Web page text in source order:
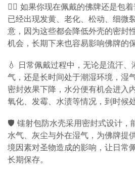
😶‍🌫️ 如果你现在佩戴的佛牌还是包
已经出现发黄、老化、松动、细微
意，因为这些都会降低外壳的密封
机会，长期下来也容易影响佛牌的
💧 日常佩戴过程中，无论是流汗
气，还是长时间处于潮湿环境，湿
密封效果下降，水分便有机会进入
氧化、发霉、水渍等情况，到时候
🛡️ 镭射包防水壳采用密封式设计，
水气、灰尘与外在湿气，为佛牌提
境因素对圣物造成的影响，让日常
长期保存。